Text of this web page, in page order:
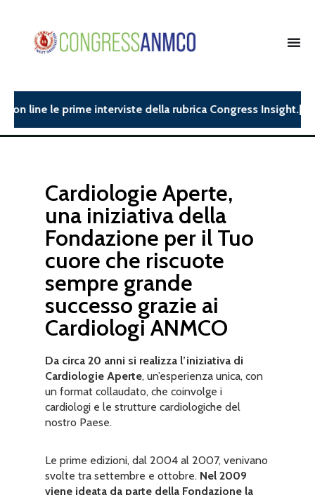
line le prime interviste della rubrica Congress Insight.|
Cardiologie Aperte,
una iniziativa della
Fondazione per il Tuo
cuore che riscuote
sempre grande
successo grazie ai
Cardiologi ANMCO
Da circa 20 anni si realizza l’iniziativa di
Cardiologie Aperte, un’esperienza unica, con
un format collaudato, che coinvolge i
cardiologi e le strutture cardiologiche del
nostro Paese.
Le prime edizioni, dal 2004 al 2007, venivano
svolte tra settembre e ottobre. Nel 2009
viene ideata da parte della Fondazione la